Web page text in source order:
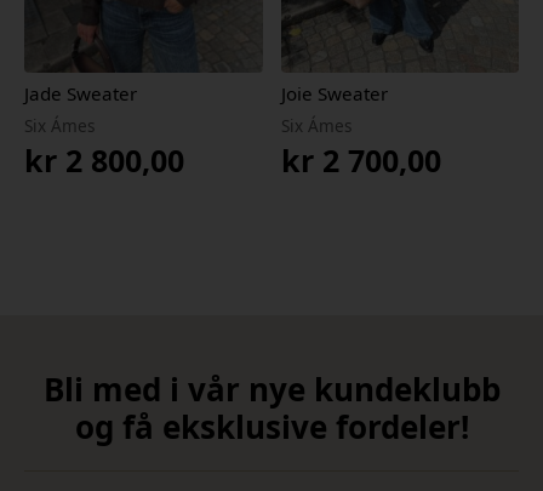
Jade Sweater
Six Ámes
kr 2 800,00
Joie Sweater
Six Ámes
kr2 700,00
Bli med i vår nye kundeklubb
og få eksklusive fordeler!